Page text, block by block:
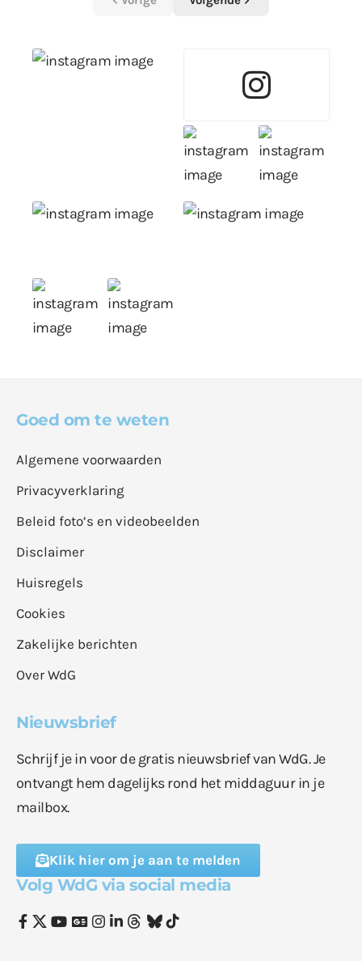
Goed om te weten
Algemene voorwaarden
Privacyverklaring
Beleid foto’s en videobeelden
Disclaimer
Huisregels
Cookies
Zakelijke berichten
Over WdG
Nieuwsbrief
Schrijf je in voor de gratis nieuwsbrief van WdG. Je
ontvangt hem dagelijks rond het middaguur in je
mailbox.
Klik hier om je aan te melden
Volg WdG via social media